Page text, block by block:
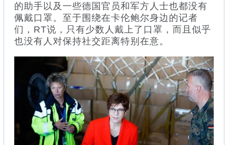
的助手以及一些德国官员和军方人士也都没有
佩戴口罩。至于围绕在卡伦鲍尔身边的记者
们，RT说，只有少数人戴上了口罩，而且似乎
也没有人对保持社交距离特别在意。